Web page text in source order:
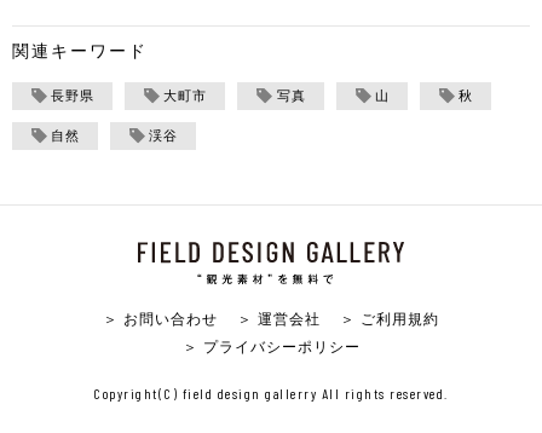
関連キーワード
長野県 大町市 写真 山 秋
自然 渓谷
＞ お問い合わせ ＞ 運営会社
＞ ご利用規約
＞ プライバシーポリシー
Copyright(C) field design gallerry All rights reserved.